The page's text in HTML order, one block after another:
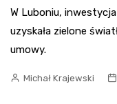
W Luboniu,
uzyskała zielone
umowy.
Michał Krajewski